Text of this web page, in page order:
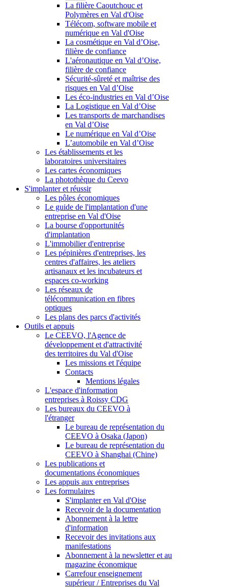
La filière Caoutchouc et
Polymères en Val d'Oise
Télécom, software mobile et
numérique en Val d'Oise
La cosmétique en Val d’Oise,
filière de confiance
L'aéronautique en Val d’Oise,
filière de confiance
Sécurité-sûreté et maîtrise des
risques en Val d’Oise
Les éco-industries en Val d’Oise
La Logistique en Val d’Oise
Les transports de marchandises
en Val d’Oise
Le numérique en Val d’Oise
L’automobile en Val d’Oise
Les établissements et les
laboratoires universitaires
Les cartes économiques
La photothèque du Ceevo
S'implanter et réussir
Les pôles économiques
Le guide de l'implantation d'une
entreprise en Val d'Oise
La bourse d'opportunités
d'implantation
L'immobilier d'entreprise
Les pépinières d'entreprises, les
centres d'affaires, les ateliers
artisanaux et les incubateurs et
espaces co-working
Les réseaux de
télécommunication en fibres
optiques
Les plans des parcs d'activités
Outils et appuis
Le CEEVO, l'Agence de
développement et d'attractivité
des territoires du Val d'Oise
Les missions et l'équipe
Contacts
Mentions légales
L'espace d'information
entreprises à Roissy CDG
Les bureaux du CEEVO à
l'étranger
Le bureau de représentation du
CEEVO à Osaka (Japon)
Le bureau de représentation du
CEEVO à Shanghai (Chine)
Les publications et
documentations économiques
Les appuis aux entreprises
Les formulaires
S'implanter en Val d'Oise
Recevoir de la documentation
Abonnement à la lettre
d'information
Recevoir des invitations aux
manifestations
Abonnement à la newsletter et au
magazine économique
Carrefour enseignement
supérieur / Entreprises du Val